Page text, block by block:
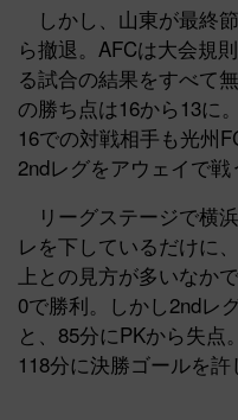
しかし、山東が最終
ら撤退。AFCは大会規
る試合の結果をすべて
の勝ち点は16から13に
16での対戦相手も光州
2ndレグをアウェイで戦
リーグステージで横
レを下しているだけに
上との見方が多いなか
0で勝利。しかし2ndレ
と、85分にPKから失点
118分に決勝ゴールを許